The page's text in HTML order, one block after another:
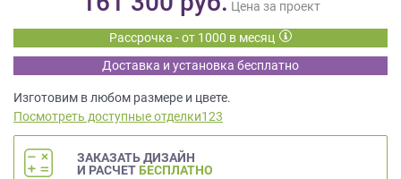
Цена за проект
Рассрочка - от 1000 в месяц
Доставка и установка бесплатно
Изготовим в любом размере и цвете.
Посмотреть доступные отделки123
ЗАКАЗАТЬ ДИЗАЙН
И РАСЧЕТ БЕСПЛАТНО